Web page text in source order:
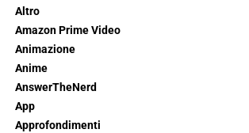
Altro
Amazon Prime Video
Animazione
Anime
AnswerTheNerd
App
Approfondimenti